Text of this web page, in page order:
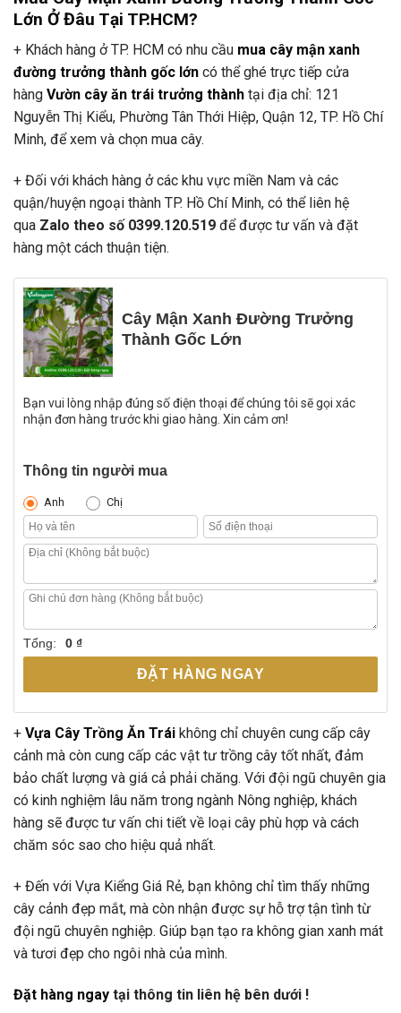
Lớn Ở Đâu Tại TP.HCM?
+ Khách hàng ở TP. HCM có nhu cầu mua cây mận xanh
đường trưởng thành gốc lớn có thể ghé trực tiếp cửa
hàng Vườn cây ăn trái trưởng thành tại địa chỉ: 121
Nguyễn Thị Kiểu, Phường Tân Thới Hiệp, Quận 12, TP. Hồ Chí
Minh, để xem và chọn mua cây.
+ Đối với khách hàng ở các khu vực miền Nam và các
quận/huyện ngoại thành TP. Hồ Chí Minh, có thể liên hệ
qua Zalo theo số 0399.120.519 để được tư vấn và đặt
hàng một cách thuận tiện.
Cây Mận Xanh Đường Trưởng
Thành Gốc Lớn
Bạn vui lòng nhập đúng số điện thoại để chúng tôi sẽ gọi xác
nhận đơn hàng trước khi giao hàng. Xin cảm ơn!
Thông tin người mua
Anh Chị
Tổng: 0 ₫
ĐẶT HÀNG NGAY
+ Vựa Cây Trồng Ăn Trái không chỉ chuyên cung cấp cây
cảnh mà còn cung cấp các vật tư trồng cây tốt nhất, đảm
bảo chất lượng và giá cả phải chăng. Với đội ngũ chuyên gia
có kinh nghiệm lâu năm trong ngành Nông nghiệp, khách
hàng sẽ được tư vấn chi tiết về loại cây phù hợp và cách
chăm sóc sao cho hiệu quả nhất.
+ Đến với Vựa Kiểng Giá Rẻ, bạn không chỉ tìm thấy những
cây cảnh đẹp mắt, mà còn nhận được sự hỗ trợ tận tình từ
đội ngũ chuyên nghiệp. Giúp bạn tạo ra không gian xanh mát
và tươi đẹp cho ngôi nhà của mình.
Đặt hàng ngay tại thông tin liên hệ bên dưới !